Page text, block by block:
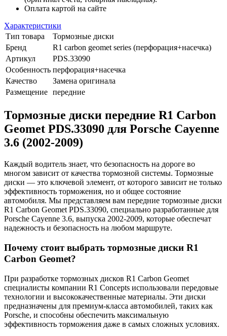
Оплата картой на сайте
Характеристики
Тип товара
Тормозные диски
Бренд
R1 carbon geomet series (перфорация+насечка)
Артикул
PDS.33090
Особенность перфорация+насечка
Качество
Замена оригинала
Размещение передние
Тормозные диски передние R1 Carbon
Geomet PDS.33090 для Porsche Cayenne
3.6 (2002-2009)
Каждый водитель знает, что безопасность на дороге во
многом зависит от качества тормозной системы. Тормозные
диски — это ключевой элемент, от которого зависит не только
эффективность торможения, но и общее состояние
автомобиля. Мы представляем вам передние тормозные диски
R1 Carbon Geomet PDS.33090, специально разработанные для
Porsche Cayenne 3.6, выпуска 2002-2009, которые обеспечат
надежность и безопасность на любом маршруте.
Почему стоит выбрать тормозные диски R1
Carbon Geomet?
При разработке тормозных дисков R1 Carbon Geomet
специалисты компании R1 Concepts использовали передовые
технологии и высококачественные материалы. Эти диски
предназначены для премиум-класса автомобилей, таких как
Porsche, и способны обеспечить максимальную
эффективность торможения даже в самых сложных условиях.